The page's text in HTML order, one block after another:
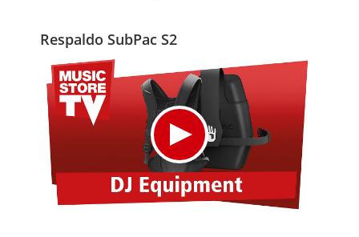
Respaldo SubPac S2